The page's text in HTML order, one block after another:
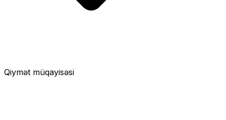
Qiymət müqayisəsi